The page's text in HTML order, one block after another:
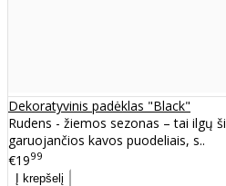
Dekoratyvinis padėklas "Black"
Rudens - žiemos sezonas – tai ilgų
garuojančios kavos puodeliais, s..
€1999